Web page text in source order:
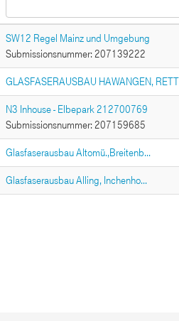
SW12 Regel Mainz und Umgebung
Submissionsnummer: 207139222
GLASFASERAUSBAU HAWANGEN,
N3 Inhouse - Elbepark 212700769
Submissionsnummer: 207159685
Glasfaserausbau Altomü.,Breitenb...
Glasfaserausbau Alling, Inchenho...